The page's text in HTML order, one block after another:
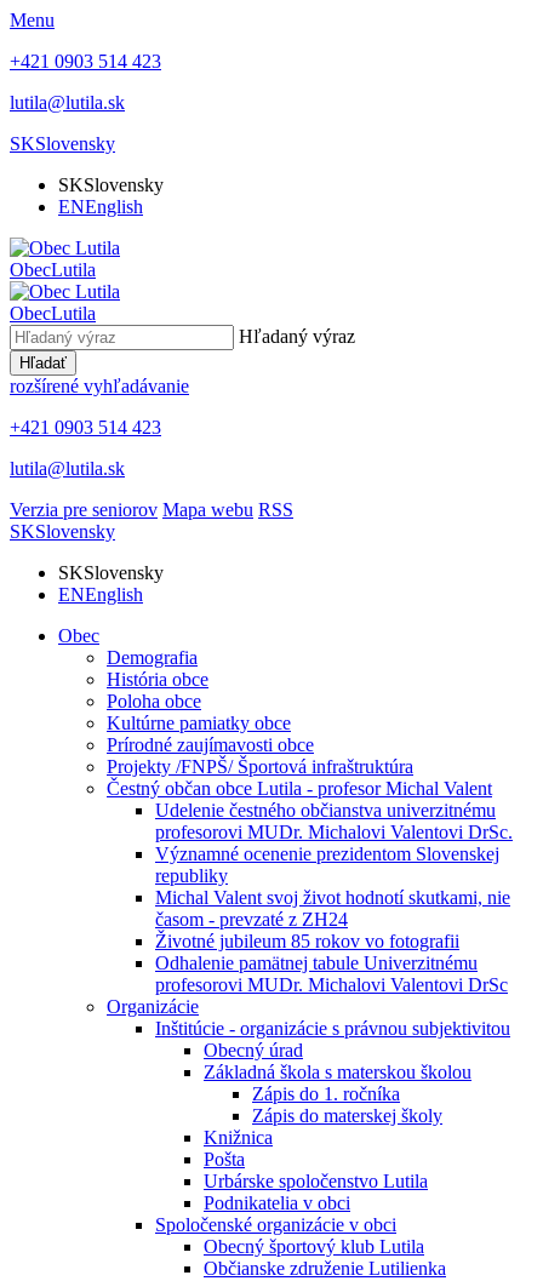
Menu
+421 0903 514 423
lutila@lutila.sk
SKSlovensky
SKSlovensky
ENEnglish
ObecLutila
ObecLutila
Hľadaný výraz
Hľadať
rozšírené vyhľadávanie
+421 0903 514 423
lutila@lutila.sk
Verzia pre seniorov Mapa webu RSS
SKSlovensky
SKSlovensky
ENEnglish
Obec
Demografia
História obce
Poloha obce
Kultúrne pamiatky obce
Prírodné zaujímavosti obce
Projekty /FNPŠ/ Športová infraštruktúra
Čestný občan obce Lutila - profesor Michal Valent
Udelenie čestného občianstva univerzitnému
profesorovi MUDr. Michalovi Valentovi DrSc.
Významné ocenenie prezidentom Slovenskej
republiky
Michal Valent svoj život hodnotí skutkami, nie
časom - prevzaté z ZH24
Životné jubileum 85 rokov vo fotografii
Odhalenie pamätnej tabule Univerzitnému
profesorovi MUDr. Michalovi Valentovi DrSc
Organizácie
Inštitúcie - organizácie s právnou subjektivitou
Obecný úrad
Základná škola s materskou školou
Zápis do 1. ročníka
Zápis do materskej školy
Knižnica
Pošta
Urbárske spoločenstvo Lutila
Podnikatelia v obci
Spoločenské organizácie v obci
Obecný športový klub Lutila
Občianske združenie Lutilienka